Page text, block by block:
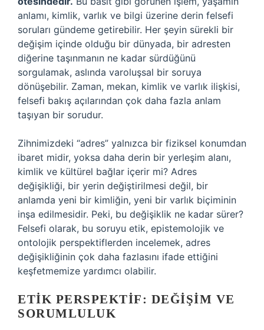
anlamı, kimlik, varlık ve bilgi üzerine derin felsefi
soruları gündeme getirebilir. Her şeyin sürekli bir
değişim içinde olduğu bir dünyada, bir adresten
diğerine taşınmanın ne kadar sürdüğünü
sorgulamak, aslında varoluşsal bir soruya
dönüşebilir. Zaman, mekan, kimlik ve varlık ilişkisi,
felsefi bakış açılarından çok daha fazla anlam
taşıyan bir sorudur.
Zihnimizdeki “adres” yalnızca bir fiziksel konumdan
ibaret midir, yoksa daha derin bir yerleşim alanı,
kimlik ve kültürel bağlar içerir mi? Adres
değişikliği, bir yerin değiştirilmesi değil, bir
anlamda yeni bir kimliğin, yeni bir varlık biçiminin
inşa edilmesidir. Peki, bu değişiklik ne kadar sürer?
Felsefi olarak, bu soruyu etik, epistemolojik ve
ontolojik perspektiflerden incelemek, adres
değişikliğinin çok daha fazlasını ifade ettiğini
keşfetmemize yardımcı olabilir.
ETIK PERSPEKTIF: DEĞIŞIM VE
SORUMLULUK